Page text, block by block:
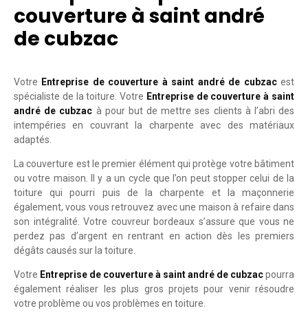
couverture à saint andré
de cubzac
Votre Entreprise de couverture à saint andré de cubzacest
spécialiste de la toiture. Votre Entreprise de couverture à saint
andré de cubzac à pour but de mettre ses clients à l’abri des
intempéries en couvrant la charpente avec des matériaux
adaptés.
La couverture est le premier élément qui protège votre bâtiment
ou votre maison. Il y a un cycle que l’on peut stopper celui de la
toiture qui pourri puis de la charpente et la maçonnerie
également, vous vous retrouvez avec une maison à refaire dans
son intégralité. Votre couvreur bordeaux s’assure que vous ne
perdez pas d’argent en rentrant en action dès les premiers
dégâts causés sur la toiture.
Votre Entreprise de couverture à saint andré de cubzacpourra
également réaliser les plus gros projets pour venir résoudre
votre problème ou vos problèmes en toiture.